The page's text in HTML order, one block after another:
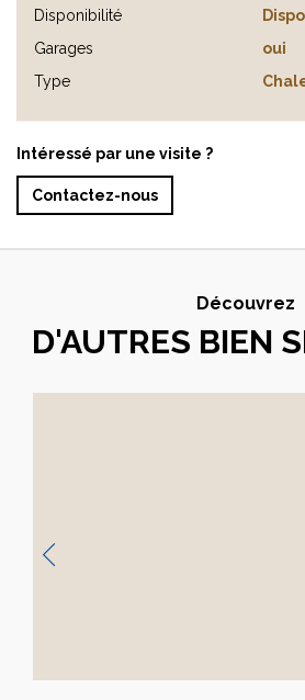
Disponibilité
Garages
oui
Type
Intéressé par une visite ?
Contactez-nous
Découvrez
D'AUTRES BIEN